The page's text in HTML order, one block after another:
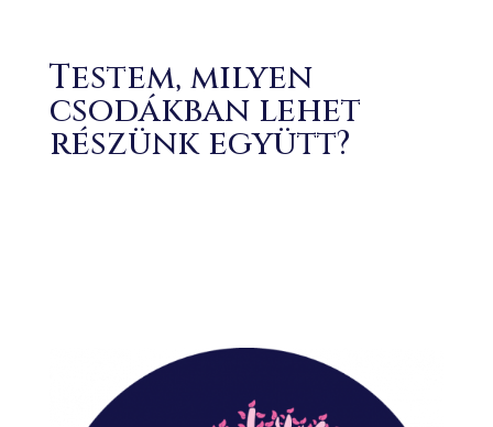
Testem, milyen
csodákban lehet
részünk együtt?